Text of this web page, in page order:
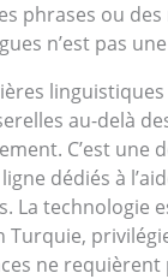
phrases ou
n’est pas
linguistiques
au-delà
C’est
dédiés à
La technologie
Turquie,
ne